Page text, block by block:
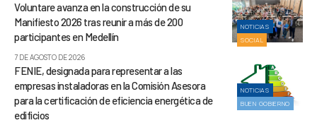
NOTICIAS
SOCIAL
Voluntare avanza en la construcción de su
Manifiesto 2026 tras reunir a más de 200
participantes en Medellín
7 DE AGOSTO DE 2026
NOTICIAS
BUEN GOBIERNO
FENIE, designada para representar a las
empresas instaladoras en la Comisión Asesora
para la certificación de eficiencia energética de
edificios